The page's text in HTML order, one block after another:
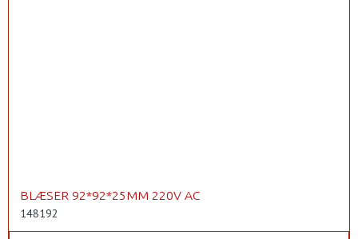
BLÆSER 92*92*25MM 220V AC
148192